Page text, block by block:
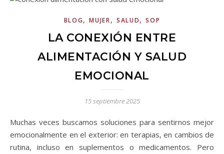
BLOG,MUJER, SALUD,SOP
LA CONEXIÓN ENTRE
ALIMENTACIÓN Y SALUD
EMOCIONAL
15 septiembre 2025
Muchas veces buscamos soluciones para sentirnos mejor
emocionalmente en el exterior: en terapias, en cambios de
rutina, incluso en suplementos o medicamentos. Pero